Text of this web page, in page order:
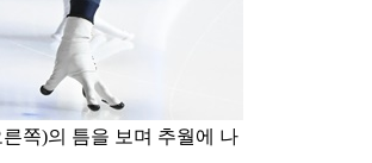
쪽)의 틈을 보며 추월에 나